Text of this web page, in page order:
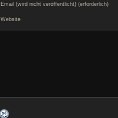
Email (wird nicht veröffentlicht) (erforderlich)
Website